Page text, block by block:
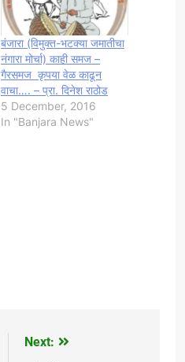
बंजारा (विमुक्त-भटक्या जमातीचा
नंगारा मोर्चा) काही समज –
गैरसमज कृपया वेळ काढून
वाचा…. – प्रा. दिनेश राठोड
5 December, 2016
In "Banjara News"
Next: